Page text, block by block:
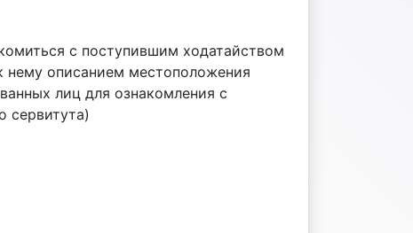
с поступившим ходатайством
нему описанием местоположения
лиц для ознакомления с
сервитута)